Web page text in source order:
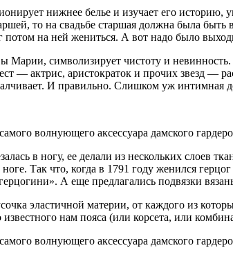
нижнее белье и изучает его историю,
то на свадьбе старшая должна была
на ней жениться. А вот надо было
Марии, символизирует чистоту и
— актрис, аристократок и прочих звезд —
И правильно. Слишком уж интимная
в ногу, ее делали из нескольких слоев
Так что, когда в 1791 году женился
А еще предлагались подвязки
эластичной материи, от каждого из
нам пояса (или корсета, или